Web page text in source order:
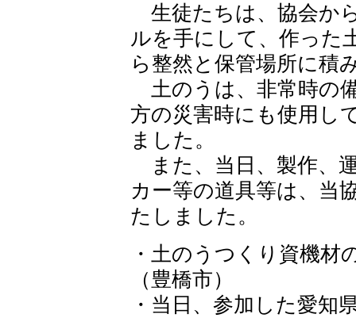
生徒たちは、協会か
ルを手にして、作った
ら整然と保管場所に積
土のうは、非常時の
方の災害時にも使用し
ました。
また、当日、製作、
カー等の道具等は、当
たしました。
・土のうつくり資機
（豊橋市）
・当日、参加した愛知